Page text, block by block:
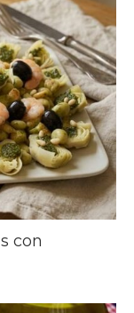
con